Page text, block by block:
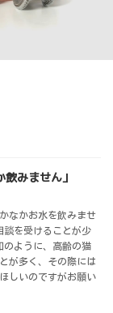
飲みません」
なかお水を飲みませ
談を受けることが少
のように、高齢の猫
が多く、その際には
しいのですがお願い